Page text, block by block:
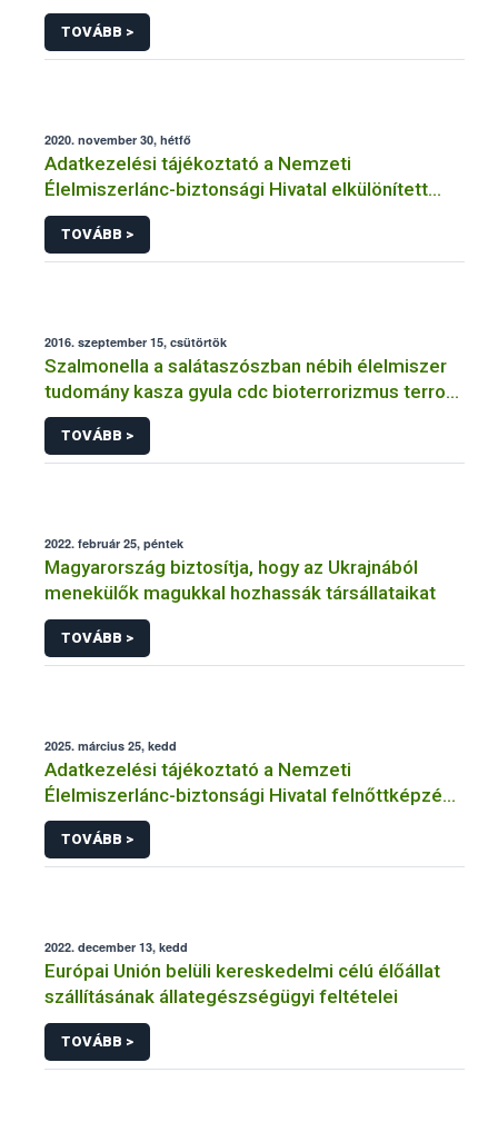
FERTILIZER and the application for a certificate
TOVÁBB >
2020. november 30, hétfő
Adatkezelési tájékoztató a Nemzeti
Élelmiszerlánc-biztonsági Hivatal elkülönített
visszaélés-bejelentési rendszerhez kapcsolódó
adatkezeléséhez
TOVÁBB >
2016. szeptember 15, csütörtök
Szalmonella a salátaszószban nébih élelmiszer
tudomány kasza gyula cdc bioterrorizmus terror
lépfene
TOVÁBB >
2022. február 25, péntek
Magyarország biztosítja, hogy az Ukrajnából
menekülők magukkal hozhassák társállataikat
TOVÁBB >
2025. március 25, kedd
Adatkezelési tájékoztató a Nemzeti
Élelmiszerlánc-biztonsági Hivatal felnőttképzési
tevékenységéhez kapcsolódó adatkezeléséhez
TOVÁBB >
2022. december 13, kedd
Európai Unión belüli kereskedelmi célú élőállat
szállításának állategészségügyi feltételei
TOVÁBB >